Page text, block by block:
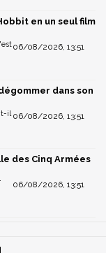
en un seul film
06/08/2026, 13:51
dans son
06/08/2026, 13:51
t-il
des Cinq Armées
06/08/2026, 13:51